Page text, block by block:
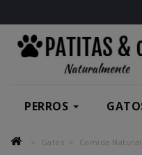
PERROS
Gatos Comida